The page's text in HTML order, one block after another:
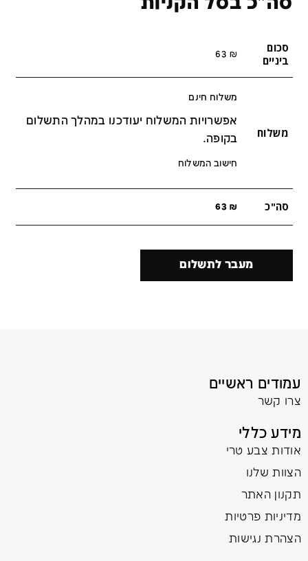
סכום
ביניים
63 ₪
משלוח
משלוח חינם
אפשרויות המשלוח יעודכנו במהלך התשלום
בקופה.
חישוב המשלוח
סה"כ 63 ₪
מעבר לתשלום
עמודים ראשיים
צרו קשר
מידע כללי
אודות צבע טרי
הצוות שלנו
תקנון האתר
מדיניות פרטיות
הצהרת נגישות